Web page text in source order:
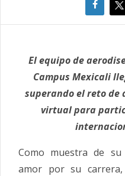
El equipo de
Campus Mexicali
superando el reto
virtual para
Como muestra de
amor por su